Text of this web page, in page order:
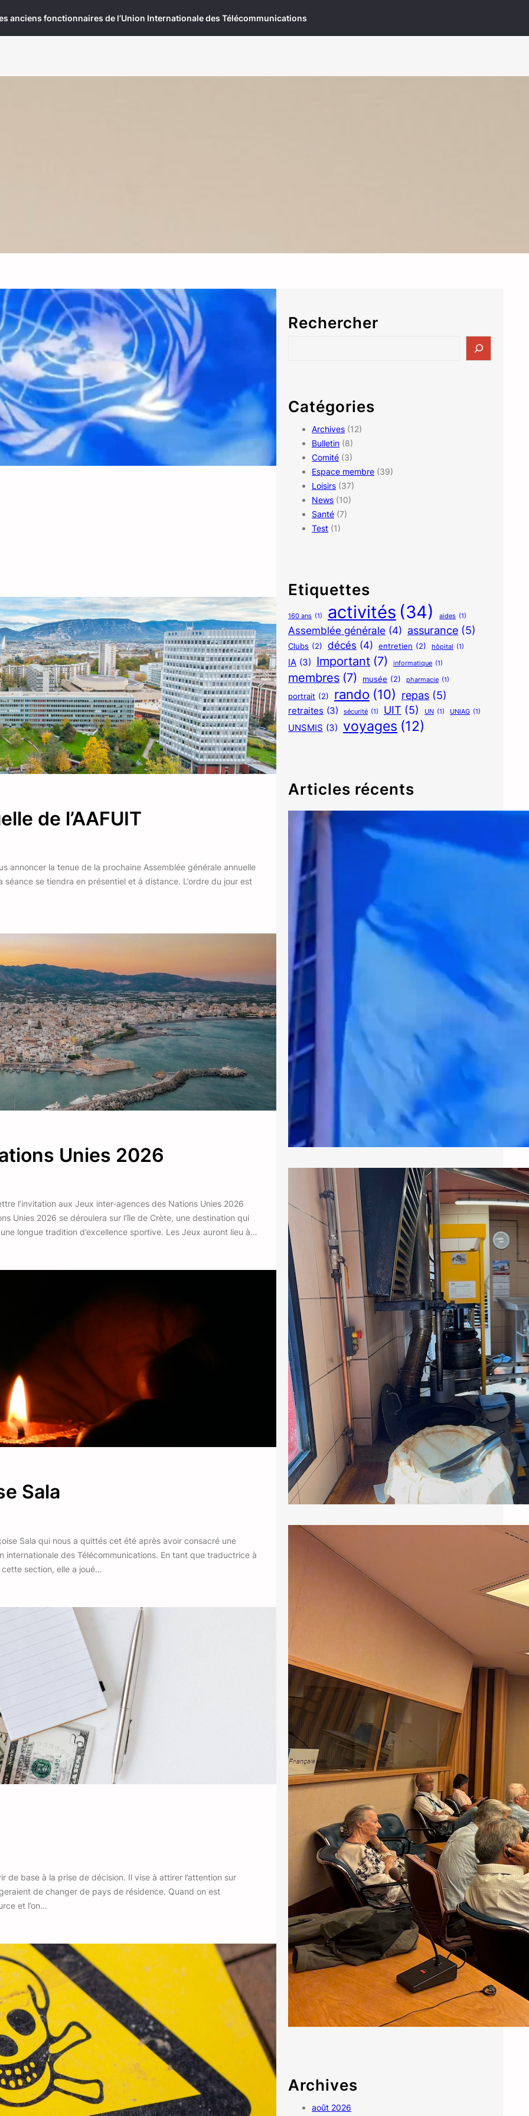
anciens fonctionnaires de l’Union Internationale des Télécommunications
de l’AAFUIT
annoncer la tenue de la prochaine Assemblée générale annuelle
se tiendra en présentiel et à distance. L’ordre du jour est
Unies 2026
l’invitation aux Jeux inter-agences des Nations Unies 2026
Unies 2026 se déroulera sur l’île de Crète, une destination qui
longue tradition d’excellence sportive. Les Jeux auront lieu à…
Sala
Sala qui nous a quittés cet été après avoir consacré une
internationale des Télécommunications. En tant que traductrice à
section, elle a joué…
base à la prise de décision. Il vise à attirer l’attention sur
de changer de pays de résidence. Quand on est
et l’on…
Rechercher
c
h
Catégories
Archives (12)
Bulletin (8)
Comité (3)
Espace membre (39)
Loisirs (37)
News (10)
Santé (7)
Test (1)
Etiquettes
160 ans (1) activités (34) aides (1)
Assemblée générale (4) assurance (5)
Clubs (2) décés (4) entretien (2) hôpital (1)
IA (3) Important (7) informatique (1)
membres (7) musée (2) pharmacie (1)
portrait (2) rando (10) repas (5)
retraites (3) sécurité (1) UIT (5) UN (1) UNIAG (1)
UNSMIS (3) voyages (12)
Articles récents
The UN at 80
Voices of We the Peoples of United Nations
Escapade printanière
Moulin de Sévery et château de Vuillerens
– 20 mai 2026 Mes chers amis lectrices et
lecteurs, Si vous avez participé à la sortie
de printemps au Moulin de Sévery et au
Jardin des Iris au château de Vuillerens,
j’espère que vous retrouverez avec ce
reportage, la bonne ambiance qui a régné
toute cette belle…
Assemblée générale du 2 juin 2026
Pour consulter cette page, vous devez
être enregistré dans le système et
connecté avec le bouton Connexion en
haut de la page. Certaines pages peuvent
rester inaccessibles après votre
connexion, car elles sont encore à l’état de
projet et n’ont pas encore été approuvées
par le comité. De plus amples informations
sont disponibles sur la…
Archives
août 2026